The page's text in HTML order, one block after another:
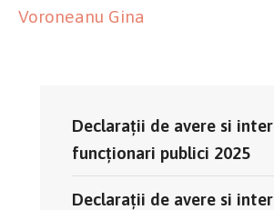
Voroneanu Gina
Declaraţii de avere si
funcţionari publici 2025
Declaraţii de avere si